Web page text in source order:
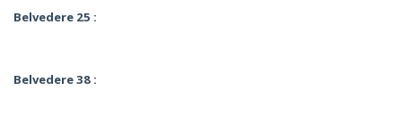
Belvedere 25 :
Belvedere 38 :